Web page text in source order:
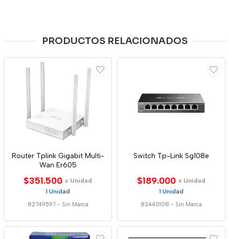
PRODUCTOS RELACIONADOS
Router Tplink Gigabit Multi-
Wan Er605
$351.500 x Unidad
1 Unidad
82749597 - Sin Marca
Switch Tp-Link Sg108e
$189.000 x Unidad
1 Unidad
82440108 - Sin Marca